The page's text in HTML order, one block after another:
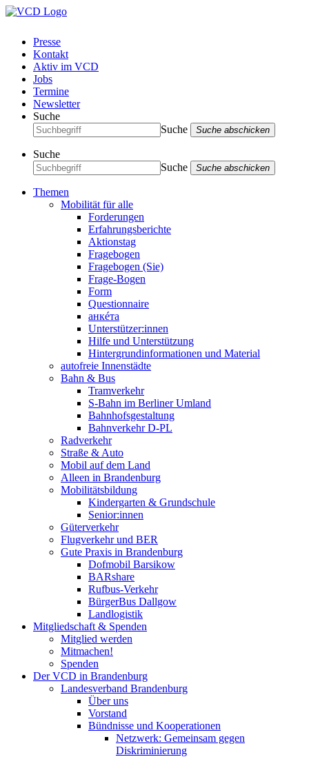
Presse
Kontakt
Aktiv im VCD
Jobs
Termine
Newsletter
Suche
Suche
Suche abschicken
Suche
Suche
Suche abschicken
Themen
Mobilität für alle
Forderungen
Erfahrungsberichte
Aktionstag
Fragebogen
Fragebogen (Sie)
Frage-Bogen
Form
Questionnaire
анкéта
Unterstützer:innen
Hilfe und Unterstützung
Hintergrundinformationen und Material
autofreie Innenstädte
Bahn & Bus
Tramverkehr
S-Bahn im Berliner Umland
Bahnhofsgestaltung
Bahnverkehr D-PL
Radverkehr
Straße & Auto
Mobil auf dem Land
Alleen in Brandenburg
Mobilitätsbildung
Kindergarten & Grundschule
Senior:innen
Güterverkehr
Flugverkehr und BER
Gute Praxis in Brandenburg
Dofmobil Barsikow
BARshare
Rufbus-Verkehr
BürgerBus Dallgow
Landlogistik
Mitgliedschaft & Spenden
Mitglied werden
Mitmachen!
Spenden
Der VCD in Brandenburg
Landesverband Brandenburg
Über uns
Vorstand
Bündnisse und Kooperationen
Netzwerk: Gemeinsam gegen
Diskriminierung